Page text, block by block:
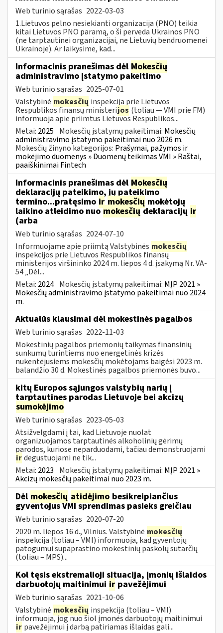
Web turinio sąrašas 2022-03-03
1.Lietuvos pelno nesiekianti organizacija (PNO) teikia
kitai Lietuvos PNO paramą, o ši perveda Ukrainos PNO
(ne tarptautinei organizacijai, ne Lietuvių bendruomenei
Ukrainoje). Ar laikysime, kad...
Informacinis pranešimas dėl Mokesčių
administravimo įstatymo pakeitimo
Web turinio sąrašas 2025-07-01
Valstybinė mokesčių inspekcija prie Lietuvos
Respublikos finansų ministerijos (toliau — VMI prie FM)
informuoja apie priimtus Lietuvos Respublikos...
Metai: 2025 Mokesčių įstatymų pakeitimai: Mokesčių
administravimo įstatymo pakeitimai nuo 2026 m.
Mokesčių žinyno kategorijos: Prašymai, pažymos ir
mokėjimo duomenys » Duomenų teikimas VMI » Raštai,
paaiškinimai Fintech
Informacinis pranešimas dėl Mokesčių
deklaracijų pateikimo, jų pateikimo
termino...pratęsimo ir mokesčių mokėtojų
laikino atleidimo nuomokesčiųdeklaracijų ir
(arba
Web turinio sąrašas 2024-07-10
Informuojame apie priimtą Valstybinės mokesčių
inspekcijos prie Lietuvos Respublikos finansų
ministerijos viršininko 2024 m. liepos 4 d. įsakymą Nr. VA-
54 „Dėl...
Metai: 2024 Mokesčių įstatymų pakeitimai: MĮP 2021 »
Mokesčių administravimo įstatymo pakeitimai nuo 2024
m.
Aktualūs klausimai dėl mokestinės pagalbos
Web turinio sąrašas 2022-11-03
Mokestinių pagalbos priemonių taikymas finansinių
sunkumų turintiems nuo energetinės krizės
nukentėjusiems mokesčių mokėtojams baigėsi 2023 m.
balandžio 30 d. Mokestinės pagalbos priemonės buvo...
kitų Europos sąjungos valstybių narių į
tarptautines parodas Lietuvoje bei akcizų
sumokėjimo
Web turinio sąrašas 2023-05-03
Atsižvelgdami į tai, kad Lietuvoje nuolat
organizuojamos tarptautinės alkoholinių gėrimų
parodos, kuriose neparduodami, tačiau demonstruojami
irdegustuojami ne tik...
Metai: 2023 Mokesčių įstatymų pakeitimai: MĮP 2021 »
Akcizų mokesčių pakeitimai nuo 2023 m.
Dėl mokesčių atidėjimo besikreipiančius
gyventojus VMI sprendimas pasieks greičiau
Web turinio sąrašas 2020-07-20
2020 m. liepos 16 d., Vilnius. Valstybinė mokesčių
inspekcija (toliau – VMI) informuoja, kad gyventojų
patogumui supaprastino mokestinių paskolų sutarčių
(toliau – MPS)...
Kol tęsis ekstremalioji situacija, įmonių išlaidos
darbuotojų maitinimui ir pavežėjimui
Web turinio sąrašas 2021-10-06
Valstybinė mokesčių inspekcija (toliau – VMI)
informuoja, jog nuo šiol įmonės darbuotojų maitinimui
ir pavežėjimui į darbą patiriamas išlaidas gali...